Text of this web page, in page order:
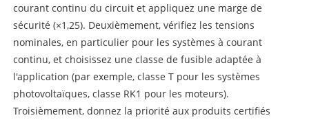
courant continu du circuit et appliquez une marge de
sécurité (×1,25). Deuxièmement, vérifiez les tensions
nominales, en particulier pour les systèmes à courant
continu, et choisissez une classe de fusible adaptée à
l'application (par exemple, classe T pour les systèmes
photovoltaïques, classe RK1 pour les moteurs).
Troisièmement, donnez la priorité aux produits certifiés